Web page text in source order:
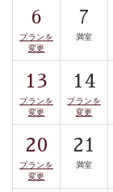
ご注意ください。
※ご夕食時間は
で、予めご了
※花火は天候に
予めご了承く
いません。
6
プランを
変更
7
満室
13
プランを
変更
14
プランを
変更
20
プランを
変更
21
満室